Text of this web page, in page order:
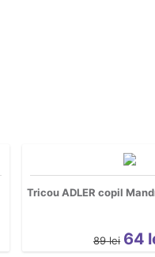
Tricou ADLER copil
89 lei 64